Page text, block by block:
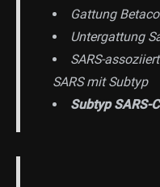
Gattung
Untergattung
SARS-
SARS mit Subtyp
Subtyp SARS-